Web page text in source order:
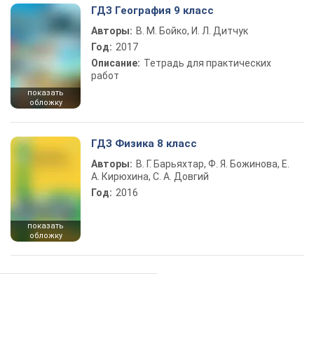
показать
обложку
ГДЗ География 9 класс
Авторы: В. М. Бойко, И. Л. Дитчук
Год: 2017
Описание: Тетрадь для практических
работ
показать
обложку
ГДЗ Физика 8 класс
Авторы: В. Г. Барьяхтар, Ф. Я. Божинова, Е.
А. Кирюхина, С. А. Довгий
Год: 2016